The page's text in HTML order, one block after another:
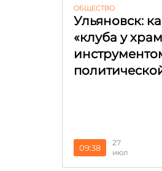
ОБЩЕСТВО
Ульяновск:
«клуба у
09:38
27
июл